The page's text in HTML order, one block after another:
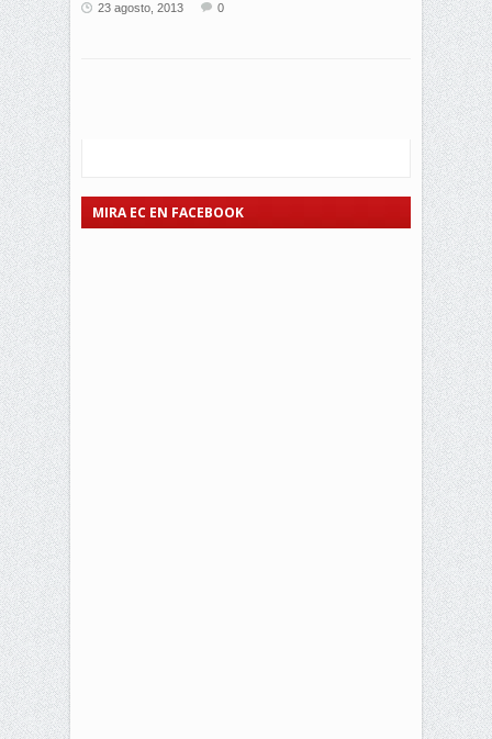
23 agosto, 2013 0
MIRA EC EN FACEBOOK